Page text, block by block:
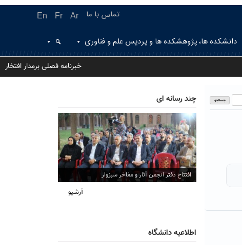
En Fr Ar تماس با ما
دانشکده ها، پژوهشکده ها و پردیس علم و فناوری
خبرنامه فصلی برمدار افتخار
چند رسانه ای
افتتاح دفتر انجمن آثار و مفاخر سبزوار
آرشیو
اطلاعیه دانشگاه